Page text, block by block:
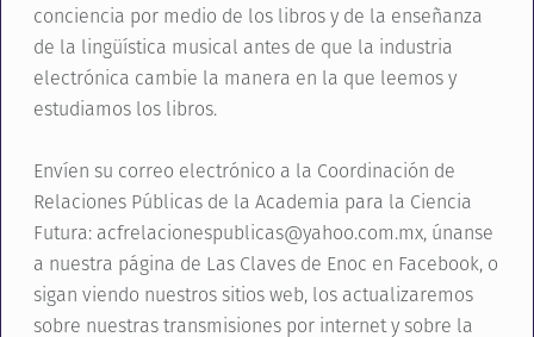
conciencia por medio de los libros y de la enseñanza
de la lingüística musical antes de que la industria
electrónica cambie la manera en la que leemos y
estudiamos los libros.
Envíen su correo electrónico a la Coordinación de
Relaciones Públicas de la Academia para la Ciencia
Futura: acfrelacionespublicas@yahoo.com.mx, únanse
a nuestra página de Las Claves de Enoc en Facebook, o
sigan viendo nuestros sitios web, los actualizaremos
sobre nuestras transmisiones por internet y sobre la